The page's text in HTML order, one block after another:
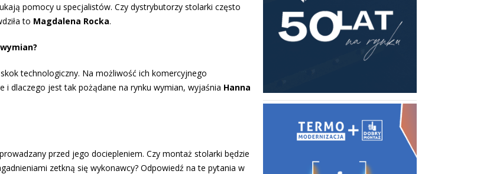
pomocy u specjalistów. Czy dystrybutorzy stolarki często
to Magdalena Rocka.
technologiczny. Na możliwość ich komercyjnego
i dlaczego jest tak pożądane na rynku wymian, wyjaśnia Hanna
przed jego dociepleniem. Czy montaż stolarki będzie
zetkną się wykonawcy? Odpowiedź na te pytania w